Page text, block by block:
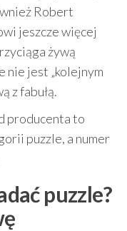
Robert
jeszcze więcej
żywą
nie jest „kolejnym
z fabułą.
producenta to
puzzle, a numer
puzzle?